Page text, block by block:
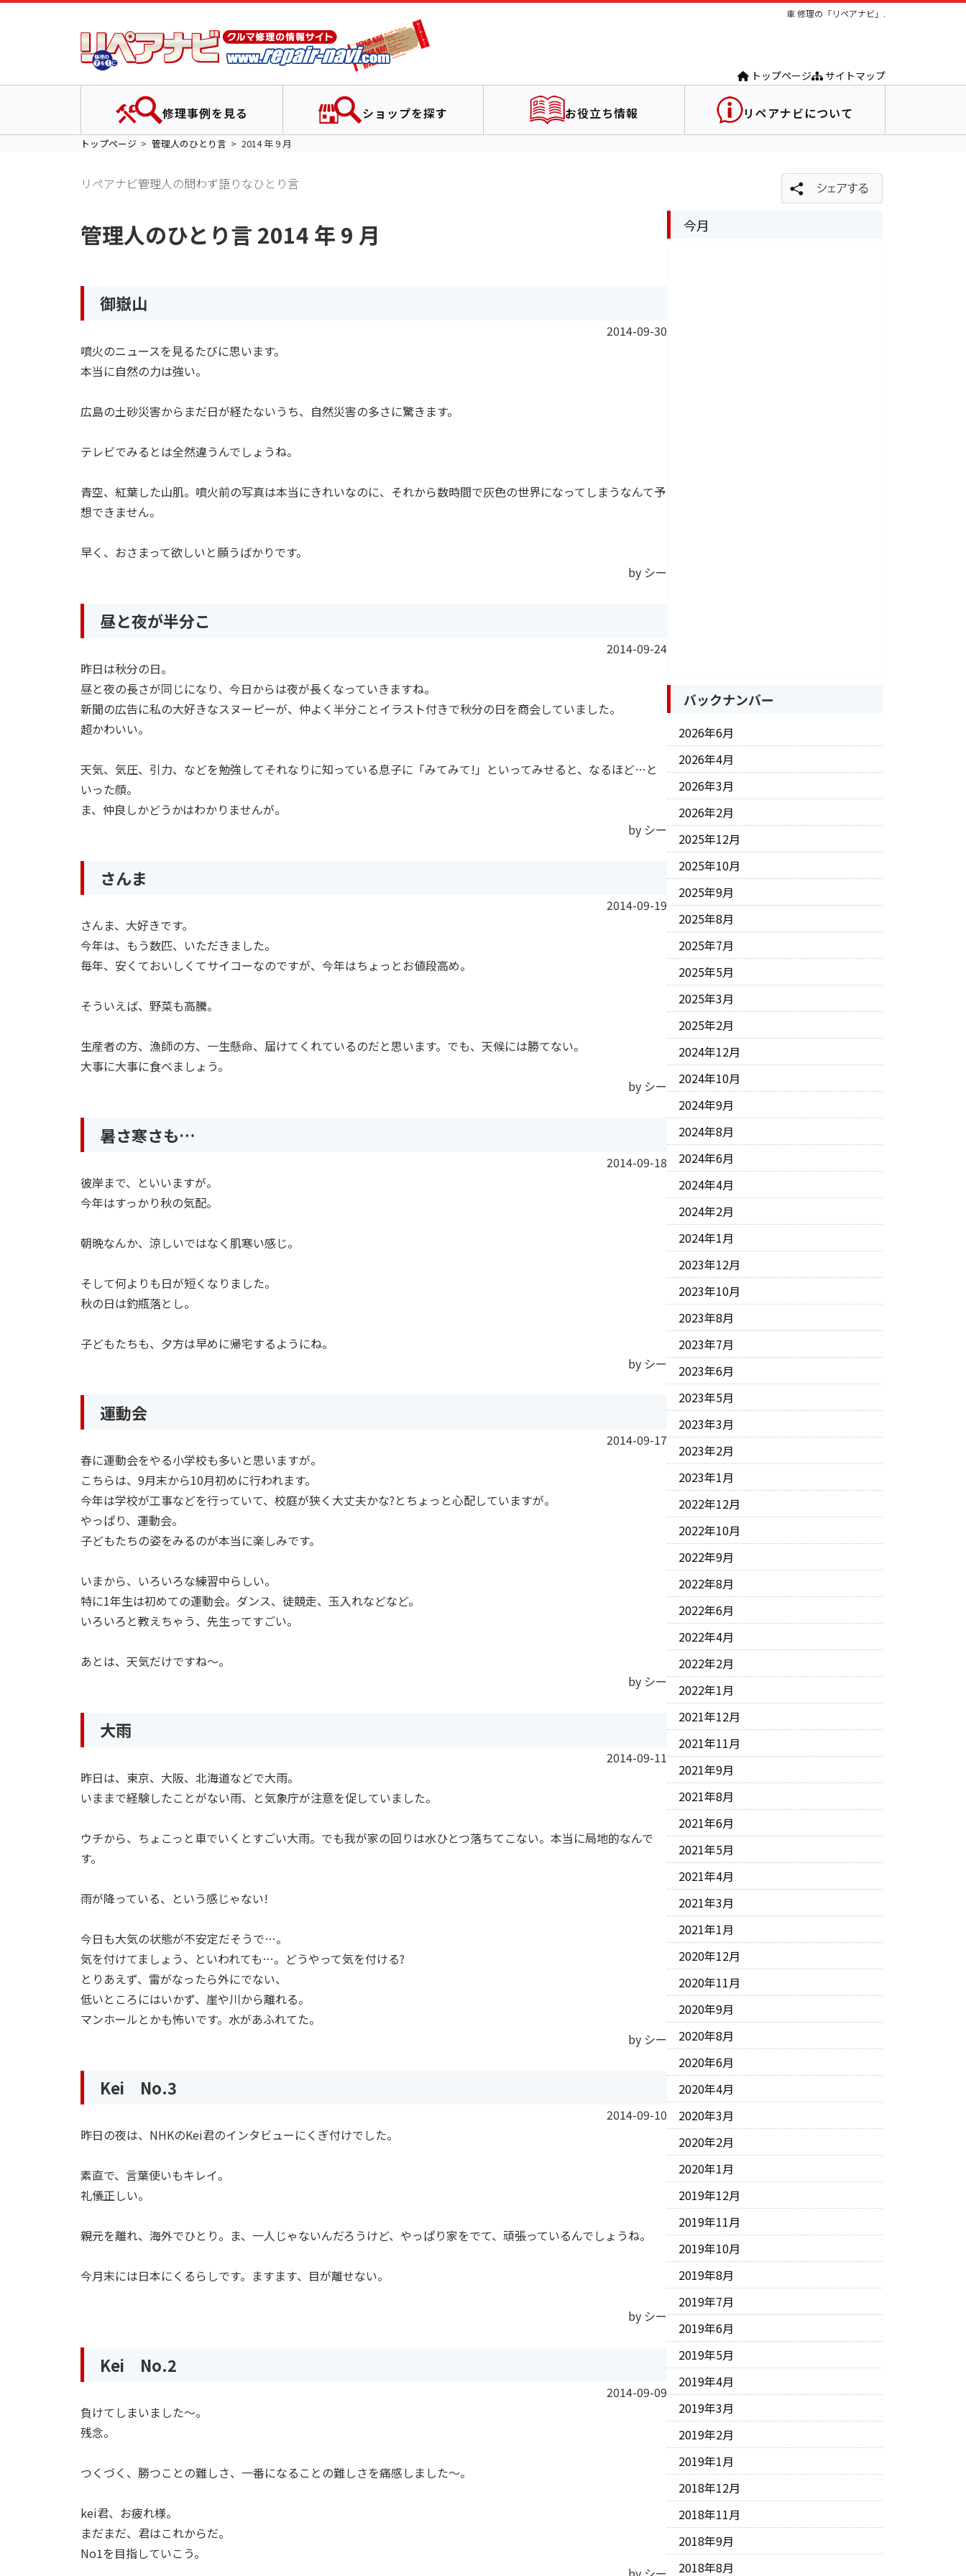
車 修理の「リペアナビ」.
トップページ サイトマップ
修理事例を見る ショップを探す お役立ち情報 リペアナビについて
トップページ 管理人のひとり言 2014 年 9 月
リペアナビ管理人の問わず語りなひとり言
管理人のひとり言 2014 年 9 月
御嶽山
2014-09-30
噴火のニュースを見るたびに思います。
本当に自然の力は強い。
広島の土砂災害からまだ日が経たないうち、自然災害の多さに驚きます。
テレビでみるとは全然違うんでしょうね。
青空、紅葉した山肌。噴火前の写真は本当にきれいなのに、それから数時間で灰色の世界になってしまうなんて予
想できません。
早く、おさまって欲しいと願うばかりです。
by シー
昼と夜が半分こ
2014-09-24
昨日は秋分の日。
昼と夜の長さが同じになり、今日からは夜が長くなっていきますね。
新聞の広告に私の大好きなスヌーピーが、仲よく半分ことイラスト付きで秋分の日を商会していました。
超かわいい。
天気、気圧、引力、などを勉強してそれなりに知っている息子に「みてみて!」といってみせると、なるほど…と
いった顔。
ま、仲良しかどうかはわかりませんが。
by シー
さんま
2014-09-19
さんま、大好きです。
今年は、もう数匹、いただきました。
毎年、安くておいしくてサイコーなのですが、今年はちょっとお値段高め。
そういえば、野菜も高騰。
生産者の方、漁師の方、一生懸命、届けてくれているのだと思います。でも、天候には勝てない。
大事に大事に食べましょう。
by シー
暑さ寒さも…
2014-09-18
彼岸まで、といいますが。
今年はすっかり秋の気配。
朝晩なんか、涼しいではなく肌寒い感じ。
そして何よりも日が短くなりました。
秋の日は釣瓶落とし。
子どもたちも、夕方は早めに帰宅するようにね。
by シー
運動会
2014-09-17
春に運動会をやる小学校も多いと思いますが。
こちらは、9月末から10月初めに行われます。
今年は学校が工事などを行っていて、校庭が狭く大丈夫かな?とちょっと心配していますが。
やっぱり、運動会。
子どもたちの姿をみるのが本当に楽しみです。
いまから、いろいろな練習中らしい。
特に1年生は初めての運動会。ダンス、徒競走、玉入れなどなど。
いろいろと教えちゃう、先生ってすごい。
あとは、天気だけですね〜。
by シー
大雨
2014-09-11
昨日は、東京、大阪、北海道などで大雨。
いままで経験したことがない雨、と気象庁が注意を促していました。
ウチから、ちょこっと車でいくとすごい大雨。でも我が家の回りは水ひとつ落ちてこない。本当に局地的なんで
す。
雨が降っている、という感じゃない!
今日も大気の状態が不安定だそうで…。
気を付けてましょう、といわれても…。どうやって気を付ける?
とりあえず、雷がなったら外にでない、
低いところにはいかず、崖や川から離れる。
マンホールとかも怖いです。水があふれてた。
by シー
Kei No.3
2014-09-10
昨日の夜は、NHKのKei君のインタビューにくぎ付けでした。
素直で、言葉使いもキレイ。
礼儀正しい。
親元を離れ、海外でひとり。ま、一人じゃないんだろうけど、やっぱり家をでて、頑張っているんでしょうね。
今月末には日本にくるらしです。ますます、目が離せない。
by シー
Kei No.2
2014-09-09
負けてしまいました〜。
残念。
つくづく、勝つことの難しさ、一番になることの難しさを痛感しました〜。
kei君、お疲れ様。
まだまだ、君はこれからだ。
No1を目指していこう。
今月
バックナンバー
2026年6月
2026年4月
2026年3月
2026年2月
2025年12月
2025年10月
2025年9月
2025年8月
2025年7月
2025年5月
2025年3月
2025年2月
2024年12月
2024年10月
2024年9月
2024年8月
2024年6月
2024年4月
2024年2月
2024年1月
2023年12月
2023年10月
2023年8月
2023年7月
2023年6月
2023年5月
2023年3月
2023年2月
2023年1月
2022年12月
2022年10月
2022年9月
2022年8月
2022年6月
2022年4月
2022年2月
2022年1月
2021年12月
2021年11月
2021年9月
2021年8月
2021年6月
2021年5月
2021年4月
2021年3月
2021年1月
2020年12月
2020年11月
2020年9月
2020年8月
2020年6月
2020年4月
2020年3月
2020年2月
2020年1月
2019年12月
2019年11月
2019年10月
2019年8月
2019年7月
2019年6月
2019年5月
2019年4月
2019年3月
2019年2月
2019年1月
2018年12月
2018年11月
2018年9月
2018年8月